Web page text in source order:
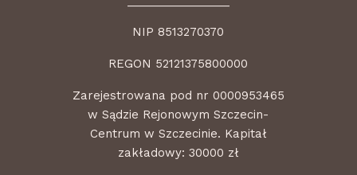
NIP 8513270370
REGON 52121375800000
Zarejestrowana pod nr 0000953465
w Sądzie Rejonowym Szczecin-
Centrum w Szczecinie. Kapitał
zakładowy: 30000 zł